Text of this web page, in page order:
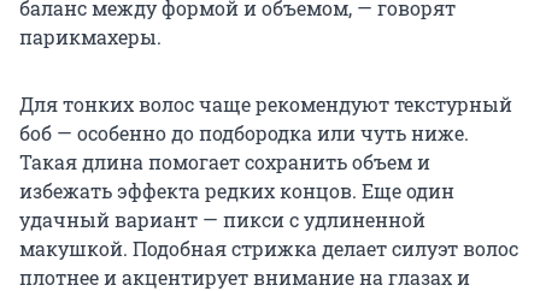
баланс между формой и объемом, — говорят
парикмахеры.
Для тонких волос чаще рекомендуют текстурный
боб — особенно до подбородка или чуть ниже.
Такая длина помогает сохранить объем и
избежать эффекта редких концов. Еще один
удачный вариант — пикси с удлиненной
макушкой. Подобная стрижка делает силуэт волос
плотнее и акцентирует внимание на глазах и